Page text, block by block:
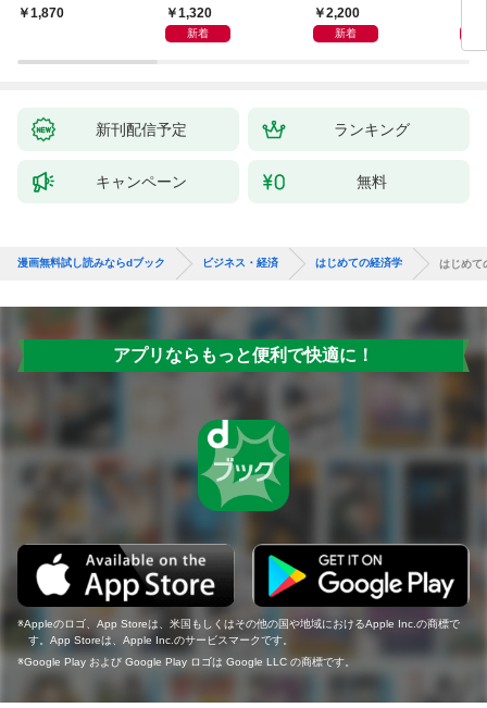
1,870
会」が生まれた謎
1,320
新着
然とやっている 最小の
インプットで最大の成
2,200
新着
新刊配信予定 ランキング
キャンペーン 無料
漫画無料試し読みならdブック ビジネス・経済 はじめての経済学 はじめて
アプリならもっと便利で快適に！
Appleのロゴ、App Storeは、米国もしくはその他の国や地域におけるApple Inc.の商標で
す。App Storeは、Apple Inc.のサービスマークです。
Google Play および Google Play ロゴは Google LLC の商標です。